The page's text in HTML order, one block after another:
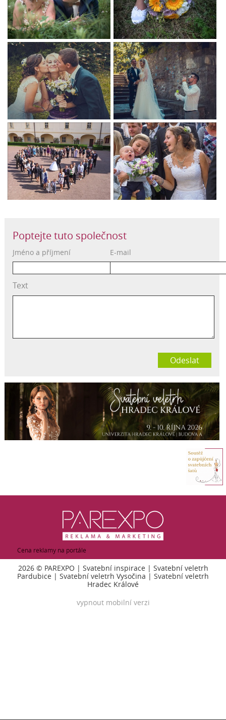
Poptejte tuto společnost
Jméno a příjmení E-mail
Text
Odeslat
Cena reklamy na portále
2026 © PAREXPO | Svatební inspirace| Svatební veletrh
Pardubice | Svatební veletrh Vysočina | Svatební veletrh
Hradec Králové
vypnout mobilní verzi